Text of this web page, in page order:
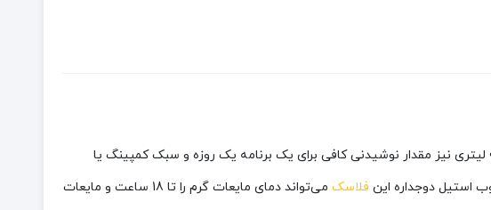
ایده‌آل برای کمپینگ و کوهنوردی، طبیعت‌گردی و مسافرت است. ظرفیت 0.6 لیتری نیز مقدار نوشیدنی کافی برای یک برنامه یک روزه و سبک کمپینگ یا
فلاسک
می‌تواند دمای مایعات گرم را تا 18 ساعت و مایعات